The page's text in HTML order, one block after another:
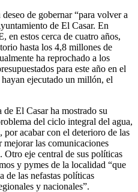
de gobernar “para volver a
de El Casar. En
en estos cerca de cuatro años,
hasta los 4,8 millones de
ha reprochado a los
para este año en el
ejecutado un millón, el
El Casar ha mostrado su
del ciclo integral del agua,
acabar con el deterioro de las
las comunicaciones
eje central de sus políticas
y pymes de la localidad “que
de las nefastas políticas
y nacionales”.